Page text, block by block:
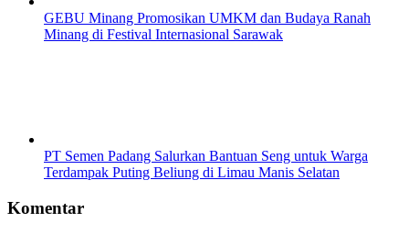
GEBU Minang Promosikan UMKM dan Budaya Ranah
Minang di Festival Internasional Sarawak
PT Semen Padang Salurkan Bantuan Seng untuk Warga
Terdampak Puting Beliung di Limau Manis Selatan
Komentar